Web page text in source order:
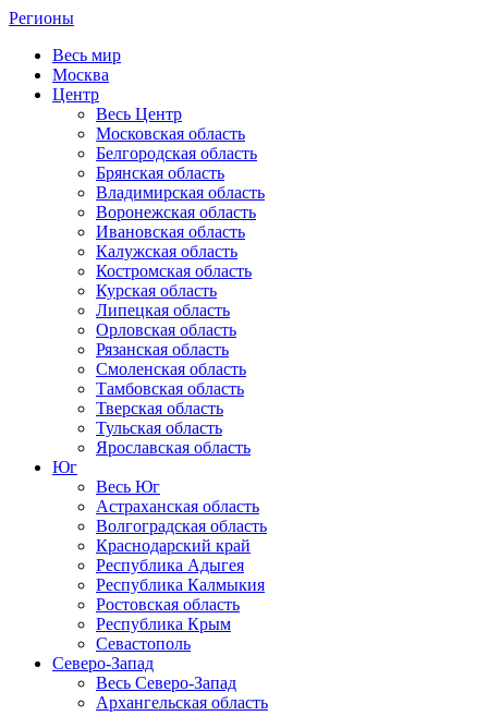
Регионы
Весь мир
Москва
Центр
Весь Центр
Московская область
Белгородская область
Брянская область
Владимирская область
Воронежская область
Ивановская область
Калужская область
Костромская область
Курская область
Липецкая область
Орловская область
Рязанская область
Смоленская область
Тамбовская область
Тверская область
Тульская область
Ярославская область
Юг
Весь Юг
Астраханская область
Волгоградская область
Краснодарский край
Республика Адыгея
Республика Калмыкия
Ростовская область
Республика Крым
Севастополь
Северо-Запад
Весь Северо-Запад
Архангельская область